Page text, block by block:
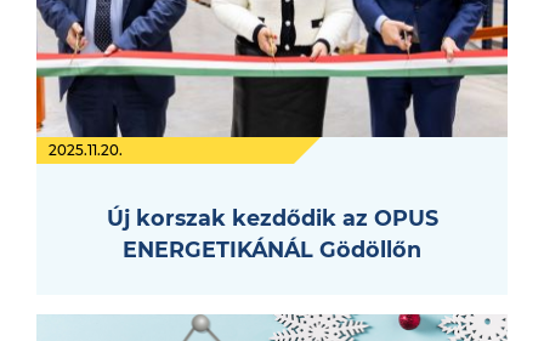
2025.11.20.
Új korszak kezdődik az OPUS
ENERGETIKÁNÁL Gödöllőn